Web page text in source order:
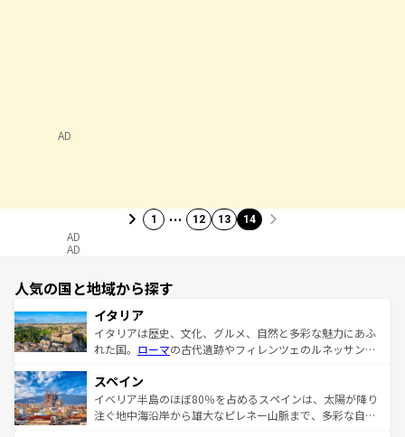
AD
1 … 12 13 14
AD
AD
人気の国と地域から探す
イタリア
イタリアは歴史、文化、グルメ、自然と多彩な魅力にあふ
れた国。 ローマの古代遺跡やフィレンツェのルネッサンス
ろん、トスカーナの美しい田園風景やアマルフィ海岸の絶
景など、自然景観も見逃せない。観光の合間には、本場の
ピザやパスタなど、絶品のイタリア料理を堪能することも
スペイン
イベリア半島のほぼ80％を占めるスペインは、太陽が降り
注ぐ地中海沿岸から雄大なピレネー山脈まで、多彩な自然